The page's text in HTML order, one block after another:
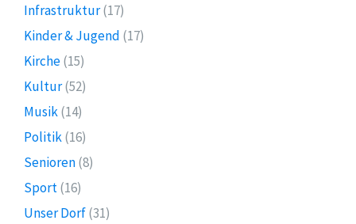
Infrastruktur(17)
Kinder & Jugend (17)
Kirche(15)
Kultur(52)
Musik(14)
Politik(16)
Senioren(8)
Sport(16)
Unser Dorf(31)